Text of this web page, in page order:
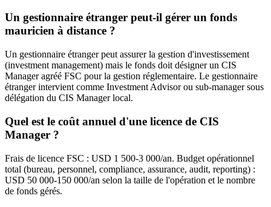
Un gestionnaire étranger peut-il gérer un fonds
mauricien à distance ?
Un gestionnaire étranger peut assurer la gestion d'investissement
(investment management) mais le fonds doit désigner un CIS
Manager agréé FSC pour la gestion réglementaire. Le gestionnaire
étranger intervient comme Investment Advisor ou sub-manager sous
délégation du CIS Manager local.
Quel est le coût annuel d'une licence de CIS
Manager ?
Frais de licence FSC : USD 1 500-3 000/an. Budget opérationnel
total (bureau, personnel, compliance, assurance, audit, reporting) :
USD 50 000-150 000/an selon la taille de l'opération et le nombre
de fonds gérés.